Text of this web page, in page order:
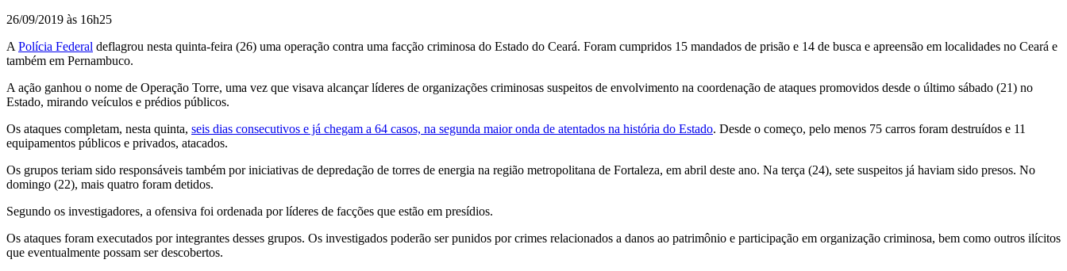
26/09/2019 às 16h25
A Polícia Federal deflagrou nesta quinta-feira (26) uma operação contra uma facção criminosa do Estado do Ceará. Foram cumpridos 15 mandados de prisão e 14 de busca e apreensão em localidades no Ceará e
também em Pernambuco.
A ação ganhou o nome de Operação Torre, uma vez que visava alcançar líderes de organizações criminosas suspeitos de envolvimento na coordenação de ataques promovidos desde o último sábado (21) no
Estado, mirando veículos e prédios públicos.
Os ataques completam, nesta quinta, seis dias consecutivos e já chegam a 64 casos, na segunda maior onda de atentados na história do Estado. Desde o começo, pelo menos 75 carros foram destruídos e 11
equipamentos públicos e privados, atacados.
Os grupos teriam sido responsáveis também por iniciativas de depredação de torres de energia na região metropolitana de Fortaleza, em abril deste ano. Na terça (24), sete suspeitos já haviam sido presos. No
domingo (22), mais quatro foram detidos.
Segundo os investigadores, a ofensiva foi ordenada por líderes de facções que estão em presídios.
Os ataques foram executados por integrantes desses grupos. Os investigados poderão ser punidos por crimes relacionados a danos ao patrimônio e participação em organização criminosa, bem como outros ilícitos
que eventualmente possam ser descobertos.